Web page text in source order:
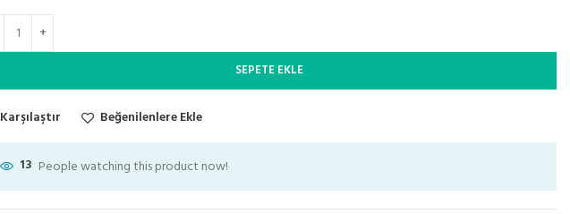
SEPETE EKLE
Karşılaştır Beğenilenlere Ekle
13 People watching this product now!